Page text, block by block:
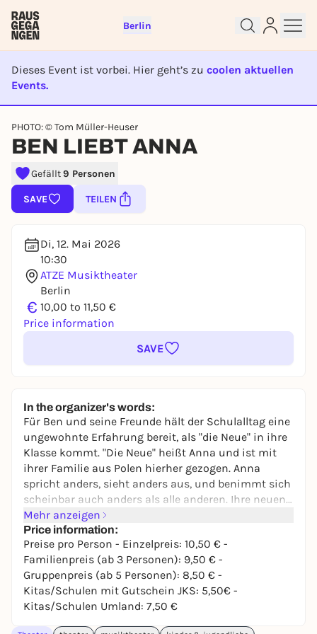
Berlin
Dieses Event ist vorbei. Hier geht’s zu coolen aktuellen
Events.
EVENT IST BEENDET
PHOTO: © Tom Müller-Heuser
BEN LIEBT ANNA
Gefällt9 Personen
SAVE TEILEN
Di, 12. Mai 2026
10:30
ATZE Musiktheater
Berlin
€ 10,00 to 11,50 €
Price information
SAVE
In the organizer's words:
Für Ben und seine Freunde hält der Schulalltag eine
ungewohnte Erfahrung bereit, als "die Neue" in ihre
Klasse kommt. "Die Neue" heißt Anna und ist mit
ihrer Familie aus Polen hierher gezogen. Anna
spricht anders, sieht anders aus, und benimmt sich
scheinbar auch anders als alle anderen. Ihre neuen
Mitschüler begegnen ihr mit gemischten Gefühlen -
einer Mixtur aus Ablehnung und Neugier.
So geht es auch Ben. Einerseits fühlt er sich zu
Anna hingezogen, andererseits findet auch er
einiges an ihr befremdlich. Als sie von seinen
Freunden geärgert wird, verteidigt Ben sie. Und
schon heißt es "Ben liebt Anna". Zuerst wehrt er sich
Mehr anzeigen
Price information:
Preise pro Person - Einzelpreis: 10,50 € -
Familienpreis (ab 3 Personen): 9,50 € -
Gruppenpreis (ab 5 Personen): 8,50 € -
Kitas/Schulen mit Gutschein JKS: 5,50€ -
Kitas/Schulen Umland: 7,50 €
Sign up for free and get started
right away
To like events, follow pages, or participate in
REGISTER FOR FREE NOW
You already have an account?